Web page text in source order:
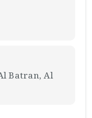
Batran, Al